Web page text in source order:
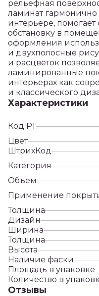
рельефная
ламинат
интерьере,
обстановку в
оформления
и двухполосные
и расцветок
ламинированные
интерьерах как
и классического
Характеристики
Код РТ
Цвет
ШтрихКод
Категория
Объем
Применение
Толщина
Дизайн
Ширина
Толщина
Высота
Наличие фаски
Площадь в упаковке
Количество в
Отзывы